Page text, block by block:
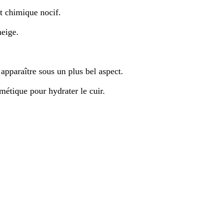
chimique nocif.
sous un plus bel aspect.
pour hydrater le cuir.